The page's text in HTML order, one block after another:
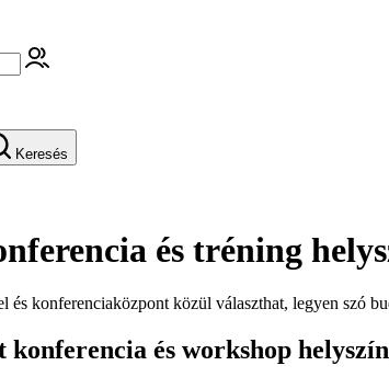
Keresés
és tréning
és konferenciaközpont közül választhat, legyen szó
konferencia és workshop